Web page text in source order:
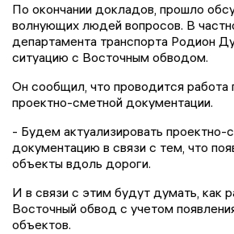
По окончании докладов, прошло
волнующих людей вопросов. В
департамента транспорта Родион
ситуацию с Восточным обводом.
Он сообщил, что проводится работа
проектно-сметной документации.
- Будем актуализировать проектно-
документацию в связи с тем, что
объекты вдоль дороги.
И в связи с этим будут думать, как
Восточный обвод с учетом
объектов.